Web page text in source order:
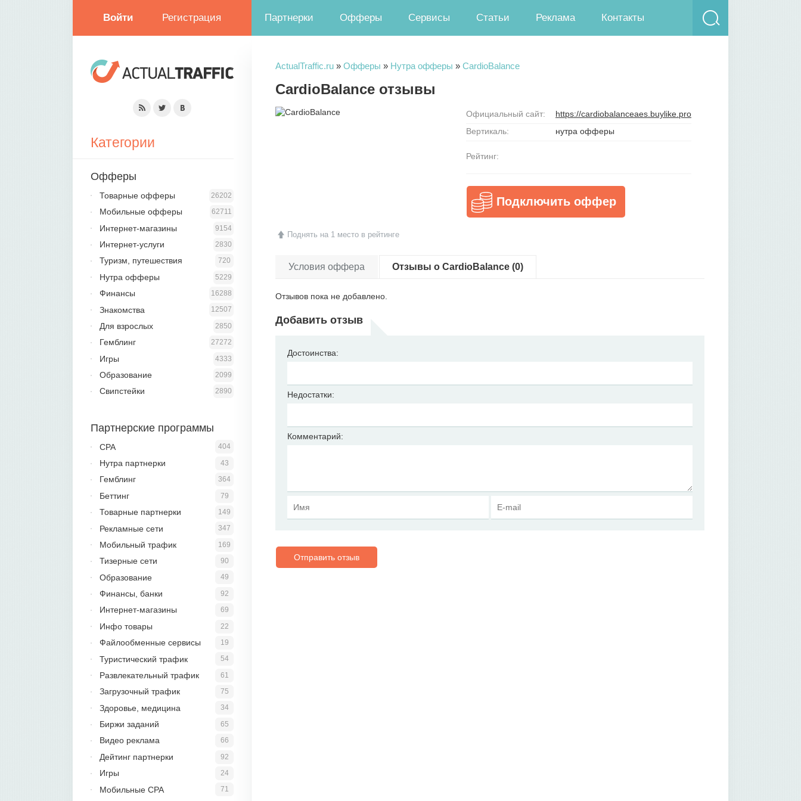
Войти Регистрация Партнерки Офферы Сервисы Статьи Реклама Контакты
ActualTraffic.ru » Офферы » Нутра офферы » CardioBalance
CardioBalance отзывы
Поднять на 1 место в рейтинге
Официальный сайт:
https://cardiobalanceaes.buylike.pro
Вертикаль:
нутра офферы
Рейтинг:
Подключить оффер
Условия оффера Отзывы о CardioBalance (0)
Отзывов пока не добавлено.
Добавить отзыв
Достоинства:
Недостатки:
Комментарий:
Отправить отзыв
Категории
Офферы
26202
Товарные офферы
62711
Мобильные офферы
9154
Интернет-магазины
2830
Интернет-услуги
720
Туризм, путешествия
5229
Нутра офферы
16288
Финансы
12507
Знакомства
2850
Для взрослых
27272
Гемблинг
4333
Игры
2099
Образование
2890
Свипстейки
Партнерские программы
404
CPA
43
Нутра партнерки
364
Гемблинг
79
Беттинг
149
Товарные партнерки
347
Рекламные сети
169
Мобильный трафик
90
Тизерные сети
49
Образование
92
Финансы, банки
69
Интернет-магазины
22
Инфо товары
19
Файлообменные сервисы
54
Туристический трафик
61
Развлекательный трафик
75
Загрузочный трафик
34
Здоровье, медицина
65
Биржи заданий
66
Видео реклама
92
Дейтинг партнерки
24
Игры
71
Мобильные CPA